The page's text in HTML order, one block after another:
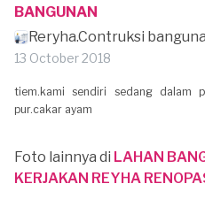
BANGUNAN
Reryha.Contruksi
13 October 2018
tiem.kami sendiri sedang dalam
pur.cakar ayam
Foto lainnya di LAHAN
KERJAKAN REYHA